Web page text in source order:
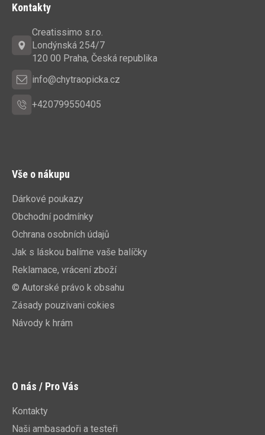
Kontakty
Creatissimo s.r.o.
Londýnská 254/7
120 00 Praha, Česká republika
info@chytraopicka.cz
+420799550405
Vše o nákupu
Dárkové poukazy
Obchodní podmínky
Ochrana osobních údajů
Jak s láskou balíme vaše balíčky
Reklamace, vrácení zboží
© Autorské právo k obsahu
Zásady pouzivani cokies
Návody k hrám
O nás / Pro Vás
Kontakty
Naši ambasadoři a testeři